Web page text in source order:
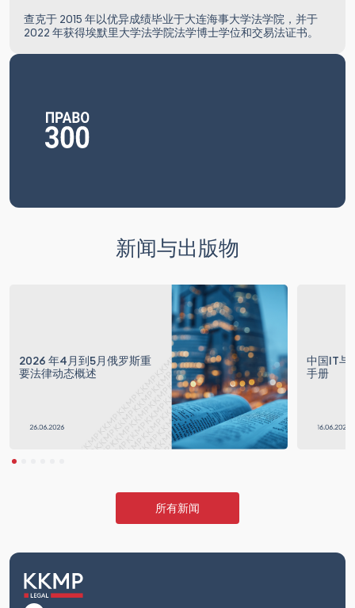
查克于 2015 年以优异成绩毕业于大连海事大学法学院，并于
2022 年获得埃默里大学法学院法学博士学位和交易法证书。
新闻与出版物
2026 年4月到5月俄罗斯重
要法律动态概述
中国IT与
手册
所有新闻